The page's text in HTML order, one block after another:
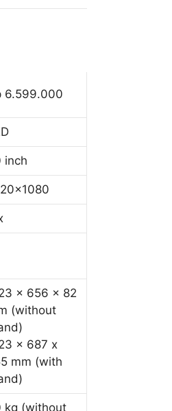
6.599.000
inch
x 656 x 82
(without
x 687 x
mm (with
kg (without